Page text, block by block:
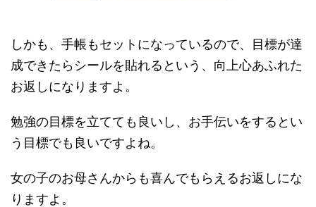
しかも、手帳もセットになっているので、目標が達
成できたらシールを貼れるという、向上心あふれた
お返しになりますよ。
勉強の目標を立てても良いし、お手伝いをするとい
う目標でも良いですよね。
女の子のお母さんからも喜んでもらえるお返しにな
りますよ。